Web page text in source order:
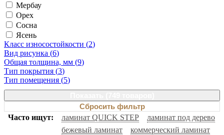
Мербау
Орех
Сосна
Ясень
Класс износостойкости (2)
Вид рисунка (6)
Общая толщина, мм (9)
Тип покрытия (3)
Тип помещения (5)
Сбросить фильтр
Часто ищут:
ламинат QUICK STEP
ламинат под дерево
бежевый ламинат
коммерческий ламинат